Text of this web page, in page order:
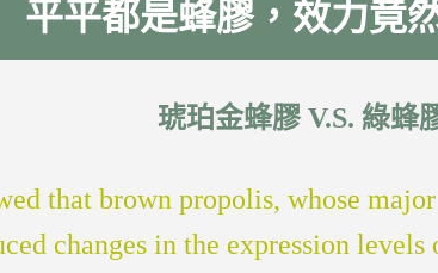
平平都是蜂膠，效力竟
琥珀金蜂膠 V.S. 綠蜂
that brown propolis, whose
changes in the expression